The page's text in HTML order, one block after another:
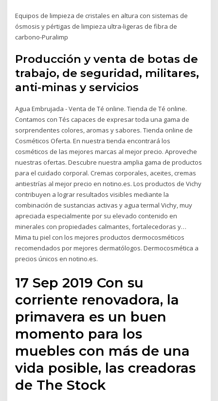
Equipos de limpieza de cristales en altura con sistemas de
ósmosis y pértigas de limpieza ultra-ligeras de fibra de
carbono-Puralimp
Producción y venta de botas de
trabajo, de seguridad, militares,
anti-minas y servicios
Agua Embrujada - Venta de Té online. Tienda de Té online.
Contamos con Tés capaces de expresar toda una gama de
sorprendentes colores, aromas y sabores. Tienda online de
Cosméticos Oferta. En nuestra tienda encontrará los
cosméticos de las mejores marcas al mejor precio. Aproveche
nuestras ofertas. Descubre nuestra amplia gama de productos
para el cuidado corporal. Cremas corporales, aceites, cremas
antiestrías al mejor precio en notino.es. Los productos de Vichy
contribuyen a lograr resultados visibles mediante la
combinación de sustancias activas y agua termal Vichy, muy
apreciada especialmente por su elevado contenido en
minerales con propiedades calmantes, fortalecedoras y…
Mima tu piel con los mejores productos dermocosméticos
recomendados por mejores dermatólogos. Dermocosmética a
precios únicos en notino.es.
17 Sep 2019 Con su
corriente renovadora, la
primavera es un buen
momento para los
muebles con más de una
vida posible, las creadoras
de The Stock